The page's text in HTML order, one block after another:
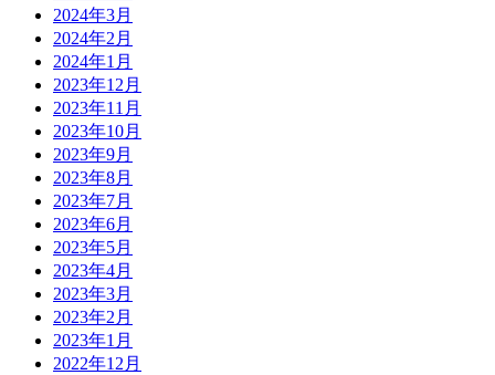
2024年3月
2024年2月
2024年1月
2023年12月
2023年11月
2023年10月
2023年9月
2023年8月
2023年7月
2023年6月
2023年5月
2023年4月
2023年3月
2023年2月
2023年1月
2022年12月